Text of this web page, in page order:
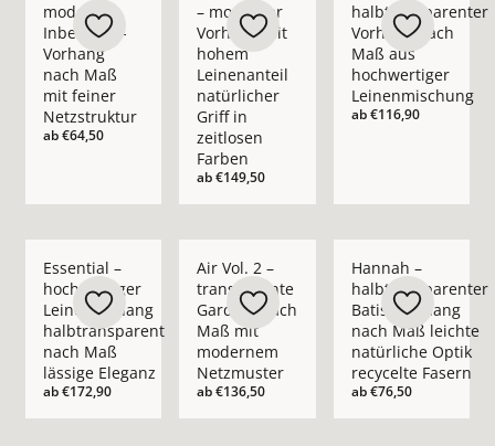
moderner
Inbetween-
Vorhang
nach Maß
mit feiner
Netzstruktur
ab€64,50
– moderner
Vorhang mit
hohem
Leinenanteil
natürlicher
Griff in
zeitlosen
Farben
ab€149,50
halbtransparenter
Vorhang nach
Maß aus
hochwertiger
Leinenmischung
ab€116,90
Essential –
hochwertiger
Leinenvorhang
halbtransparent
nach Maß
lässige Eleganz
ab€172,90
Air Vol. 2 –
transparente
Gardine nach
Maß mit
modernem
Netzmuster
ab€136,50
Hannah –
halbtransparenter
Batist-Vorhang
nach Maß leichte
natürliche Optik
recycelte Fasern
ab€76,50